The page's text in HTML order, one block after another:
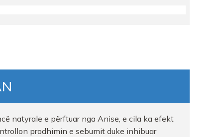
shpk
natyrale e përftuar nga Anise, e cila ka efekt
prodhimin e sebumit duke inhibuar